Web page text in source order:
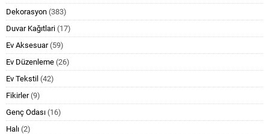
Dekorasyon (383)
Duvar Kağıtlari (17)
Ev Aksesuar(59)
Ev Düzenleme (26)
Ev Tekstil (42)
Fikirler(9)
Genç Odası (16)
Halı (2)